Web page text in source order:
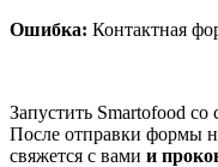
Ошибка: Контактная
Запустить Smartofood со
После отправки формы
свяжется с вами и